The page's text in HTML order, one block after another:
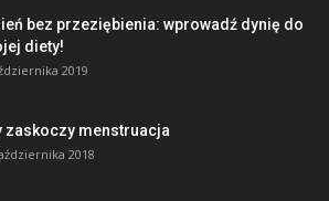
bez przeziębienia: wprowadź dynię do
diety!
2019
zaskoczy menstruacja
2018